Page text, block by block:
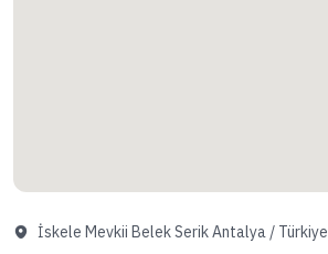
İskele Mevkii Belek Serik Antalya / Türkiye